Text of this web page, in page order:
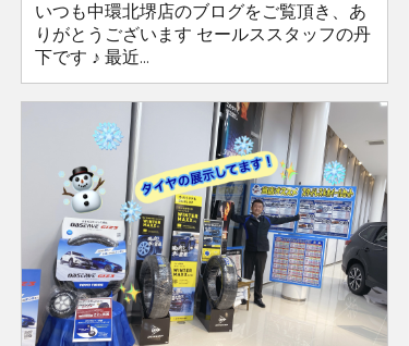
いつも中環北堺店のブログをご覧頂き、あ
りがとうございます セールススタッフの丹
下です ♪ 最近...